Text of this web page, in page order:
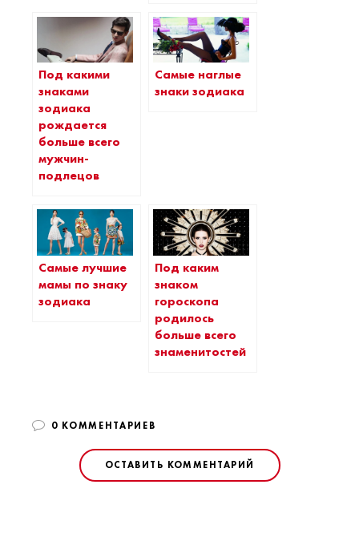
Под какими
знаками
зодиака
рождается
больше всего
мужчин-
подлецов
Самые наглые
знаки зодиака
Самые лучшие
мамы по знаку
зодиака
Под каким
знаком
гороскопа
родилось
больше всего
знаменитостей
0 КОММЕНТАРИЕВ
ОСТАВИТЬ КОММЕНТАРИЙ